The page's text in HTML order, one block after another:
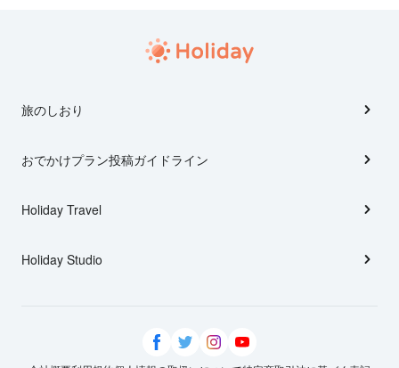
旅のしおり
おでかけプラン投稿ガイドライン
Holiday Travel
Holiday Studio